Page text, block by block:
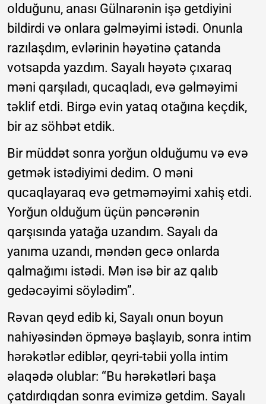
olduğunu, anası Gülnarənin işə getdiyini
bildirdi və onlara gəlməyimi istədi. Onunla
razılaşdım, evlərinin həyətinə çatanda
votsapda yazdım. Sayalı həyətə çıxaraq
məni qarşıladı, qucaqladı, evə gəlməyimi
təklif etdi. Birgə evin yataq otağına keçdik,
bir az söhbət etdik.
Bir müddət sonra yorğun olduğumu və evə
getmək istədiyimi dedim. O məni
qucaqlayaraq evə getməməyimi xahiş etdi.
Yorğun olduğum üçün pəncərənin
qarşısında yatağa uzandım. Sayalı da
yanıma uzandı, məndən gecə onlarda
qalmağımı istədi. Mən isə bir az qalıb
gedəcəyimi söylədim”.
Rəvan qeyd edib ki, Sayalı onun boyun
nahiyəsindən öpməyə başlayıb, sonra intim
hərəkətlər ediblər, qeyri-təbii yolla intim
əlaqədə olublar: “Bu hərəkətləri başa
çatdırdıqdan sonra evimizə getdim. Sayalı